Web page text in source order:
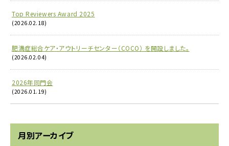
Top Reviewers Award 2025
(2026.02.18)
肥満症総合ケア・アウトリーチセンター（COCO） を開設しました。
(2026.02.04)
2026年同門会
(2026.01.19)
月別アーカイブ